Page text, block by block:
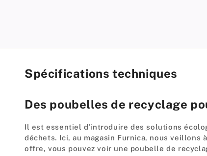
Spécifications techniques
Des poubelles de recyclage
Il est essentiel d'introduire des solutions
déchets. Ici, au magasin Furnica, nous
offre, vous pouvez voir une poubelle de